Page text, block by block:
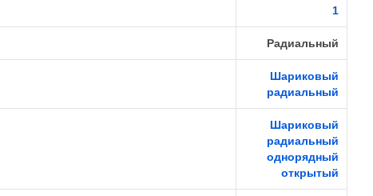
1
Радиальный
Шариковый
радиальный
Шариковый
радиальный
однорядный
открытый